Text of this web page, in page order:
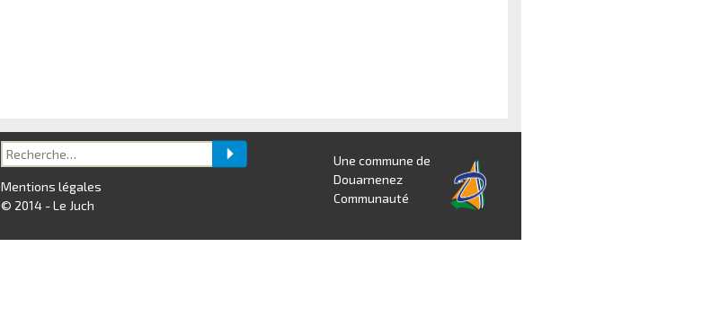
Recherche
pour :
Mentions légales
© 2014 - Le Juch
Une commune de
Douarnenez
Communauté